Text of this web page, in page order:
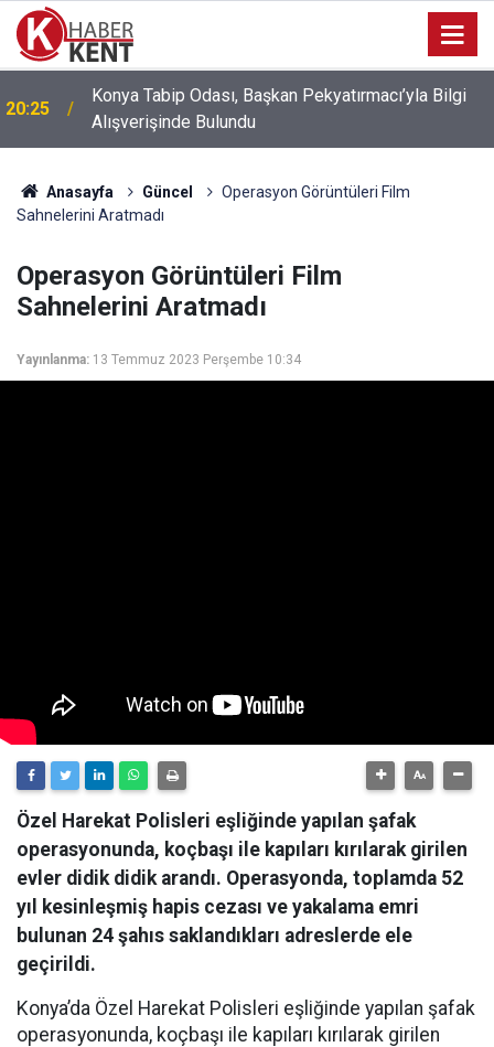
18:14
Konya’da Fuhuş Operasyonu: 6 Mağdur Kadın
Kurtarıldı, 3 Kişi Gözaltına Alındı
Anasayfa Güncel
Operasyon Görüntüleri Film
Sahnelerini Aratmadı
Operasyon Görüntüleri Film
Sahnelerini Aratmadı
Yayınlanma: 13 Temmuz 2023 Perşembe 10:34
Özel Harekat Polisleri eşliğinde yapılan şafak
operasyonunda, koçbaşı ile kapıları kırılarak girilen
evler didik didik arandı. Operasyonda, toplamda 52
yıl kesinleşmiş hapis cezası ve yakalama emri
bulunan 24 şahıs saklandıkları adreslerde ele
geçirildi.
Konya’da Özel Harekat Polisleri eşliğinde yapılan şafak
operasyonunda, koçbaşı ile kapıları kırılarak girilen